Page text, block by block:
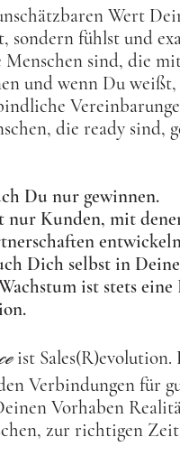
Wert
sondern fühlst und
Menschen sind, die
und wenn Du
die ready sind,
Du nur gewinnen.
nur Kunden, mit
Dich selbst in
ist stets eine
ist Sales(R)evolution.
Verbindungen für
Vorhaben
zur richtigen